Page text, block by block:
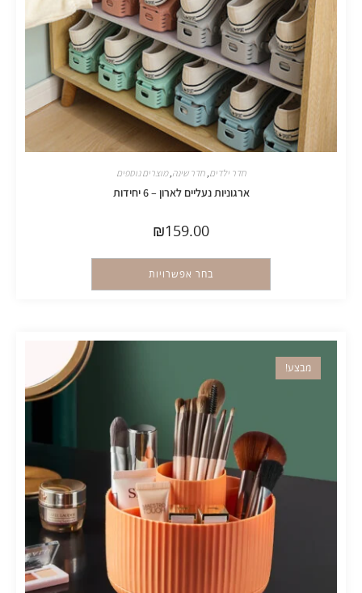
חדר ילדים,חדר שינה,מוצרים נוספים
ארגוניות נעליים לארון – 6 יחידות
₪159.00
בחר אפשרויות
מבצע!